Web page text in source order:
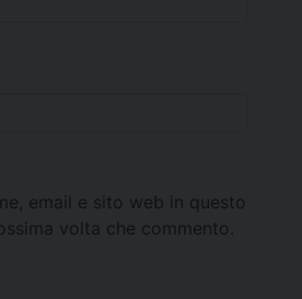
email e sito web in questo
volta che commento.